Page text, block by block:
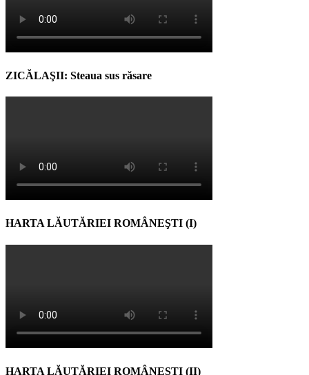
ZICĂLAŞII: Steaua sus răsare
HARTA LĂUTĂRIEI ROMÂNEŞTI (I)
HARTA LĂUTĂRIEI ROMÂNEŞTI (II)